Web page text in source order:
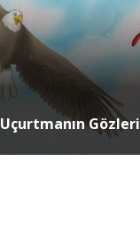
Uçurtmanın Gözleri